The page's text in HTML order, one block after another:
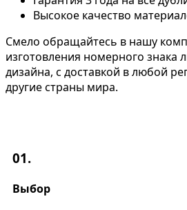
Высокое качество
Смело обращайтесь в нашу
изготовления номерного знака
дизайна, с доставкой в любой
другие страны мира.
01.
Выбор